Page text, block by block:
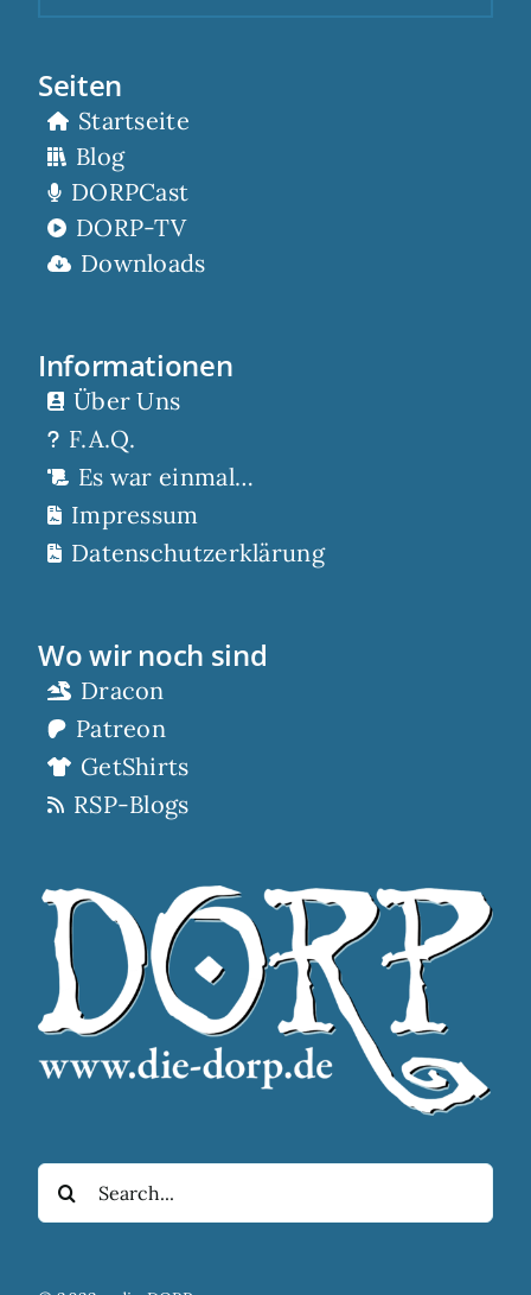
Seiten
Startseite
Blog
DORPCast
DORP-TV
Downloads
Informationen
Über Uns
F.A.Q.
Es war einmal…
Impressum
Datenschutzerklärung
Wo wir noch sind
Dracon
Patreon
GetShirts
RSP-Blogs
Suche
nach: